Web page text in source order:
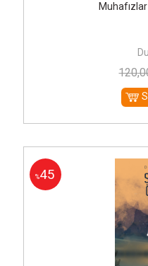
Muhafızlar
120
%45